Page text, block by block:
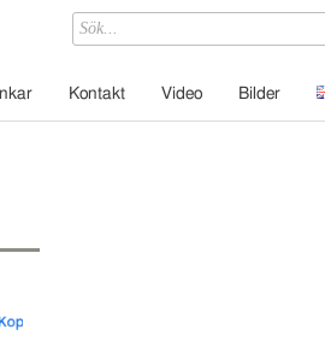
Kontakt Video Bilder